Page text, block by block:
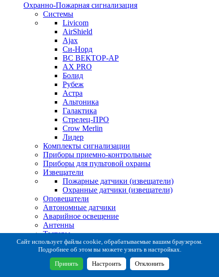
Охранно-Пожарная сигнализация
Системы
Livicom
AirShield
Ajax
Си-Норд
ВС ВЕКТОР-АР
AX PRO
Болид
Рубеж
Астра
Альтоника
Галактика
Стрелец-ПРО
Crow Merlin
Лидер
Комплекты сигнализации
Приборы приемно-контрольные
Приборы для пультовой охраны
Извещатели
Пожарные датчики (извещатели)
Охранные датчики (извещатели)
Оповещатели
Автономные датчики
Аварийное освещение
Антенны
Тестеры
Система сбора извещений
Расходные и монтажные материалы
Коробки коммутационные
Кронштейны для извещателей
Сайт использует файлы cookie, обрабатываемые вашим браузером.
Подробнее об этом вы можете узнать в настройках.
Принять Настроить Отклонить